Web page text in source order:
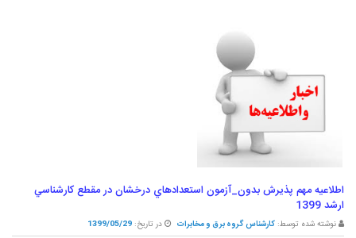
اطلاعيه مهم پذيرش بدون_آزمون استعدادهاي درخشان در مقطع کارشناسي
ارشد 1399
نوشته شده توسط: کارشناس گروه برق و مخابرات در تاریخ: 1399/05/29